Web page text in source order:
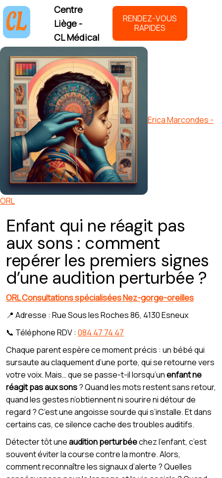
Centre
Liège -
CL Médical
RENDEZ-VOUS
RAPIDES
Erica Marcondes -
ORL
Enfant qui ne réagit pas
aux sons : comment
repérer les premiers signes
d’une audition perturbée ?
ORL Consultations spécialisées Nez-gorge-oreilles
📍 Adresse : Rue Sous les Roches 86, 4130 Esneux
📞 Téléphone RDV : 084 47 74 47
Chaque parent espère ce moment précis : un bébé qui
sursaute au claquement d’une porte, qui se retourne vers
votre voix. Mais… que se passe-t-il lorsqu’unenfant ne
réagit pas aux sons? Quand les mots restent sans retour,
quand les gestes n’obtiennent ni sourire ni détour de
regard ? C’est une angoisse sourde qui s’installe. Et dans
certains cas, ce silence cache des troubles auditifs.
Détecter tôt uneaudition perturbéechez l’enfant, c’est
souvent éviter la course contre la montre. Alors,
comment reconnaître les signaux d’alerte ? Quelles